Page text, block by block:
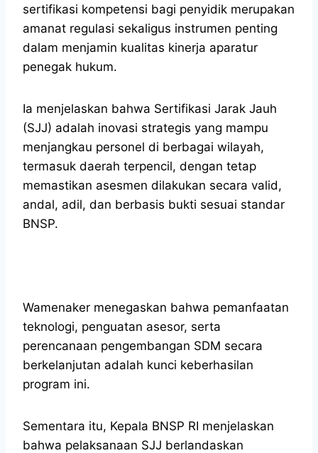
sertifikasi kompetensi bagi penyidik merupakan
amanat regulasi sekaligus instrumen penting
dalam menjamin kualitas kinerja aparatur
penegak hukum.
Ia menjelaskan bahwa Sertifikasi Jarak Jauh
(SJJ) adalah inovasi strategis yang mampu
menjangkau personel di berbagai wilayah,
termasuk daerah terpencil, dengan tetap
memastikan asesmen dilakukan secara valid,
andal, adil, dan berbasis bukti sesuai standar
BNSP.
Wamenaker menegaskan bahwa pemanfaatan
teknologi, penguatan asesor, serta
perencanaan pengembangan SDM secara
berkelanjutan adalah kunci keberhasilan
program ini.
Sementara itu, Kepala BNSP RI menjelaskan
bahwa pelaksanaan SJJ berlandaskan